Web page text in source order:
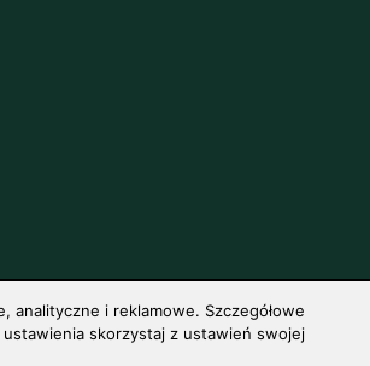
analityczne i reklamowe. Szczegółowe
skorzystaj z ustawień swojej